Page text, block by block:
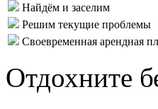
Найдём и заселим
Решим текущие проблемы
Своевременная арендная
Отдохните